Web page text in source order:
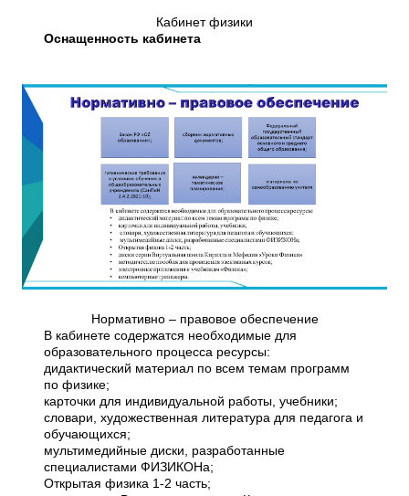
Кабинет физики
Оснащенность кабинета
Нормативно – правовое обеспечение
В кабинете содержатся необходимые для
образовательного процесса ресурсы:
дидактический материал по всем темам программ
по физике;
карточки для индивидуальной работы, учебники;
словари, художественная литература для педагога и
обучающихся;
мультимедийные диски, разработанные
специалистами ФИЗИКОНа;
Открытая физика 1-2 часть;